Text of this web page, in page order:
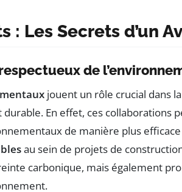
: Les Secrets d’un
de
jouent un rôle crucial dans
En effet, ces collaborations
de manière plus
au sein de projets de
carbonique, mais également